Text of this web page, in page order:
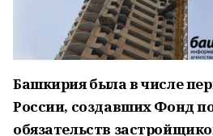
Башкирия была в числе
России, создавших Фонд
обязательств